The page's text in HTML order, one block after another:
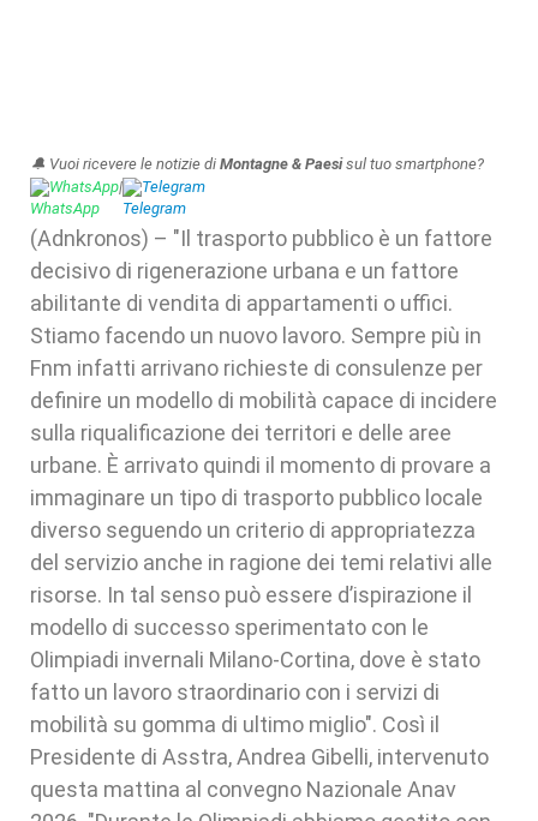
🔔 Vuoi ricevere le notizie di Montagne & Paesisul tuo smartphone?
WhatsApp| Telegram
(Adnkronos) – "Il trasporto pubblico è un fattore
decisivo di rigenerazione urbana e un fattore
abilitante di vendita di appartamenti o uffici.
Stiamo facendo un nuovo lavoro. Sempre più in
Fnm infatti arrivano richieste di consulenze per
definire un modello di mobilità capace di incidere
sulla riqualificazione dei territori e delle aree
urbane. È arrivato quindi il momento di provare a
immaginare un tipo di trasporto pubblico locale
diverso seguendo un criterio di appropriatezza
del servizio anche in ragione dei temi relativi alle
risorse. In tal senso può essere d’ispirazione il
modello di successo sperimentato con le
Olimpiadi invernali Milano-Cortina, dove è stato
fatto un lavoro straordinario con i servizi di
mobilità su gomma di ultimo miglio". Così il
Presidente di Asstra, Andrea Gibelli, intervenuto
questa mattina al convegno Nazionale Anav